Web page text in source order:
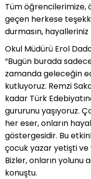
Tüm
geçen herkese
durmasın, hayalleriniz
Okul Müdürü Erol
“Bugün burada
zamanda geleceğin
kutluyoruz. Remzi
kadar Türk
gururunu yaşıyoruz.
her eser, onların
göstergesidir. Bu
çocuk yazar yetişti
Bizler, onların yolunu
konuştu.